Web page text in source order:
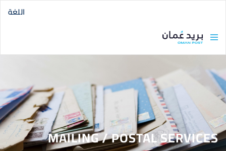
اللغة
MAILING / POSTAL SERVICES